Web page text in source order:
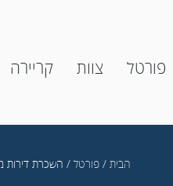
פורטל צוות קריירה
הבית / פורטל / השכרת דירות